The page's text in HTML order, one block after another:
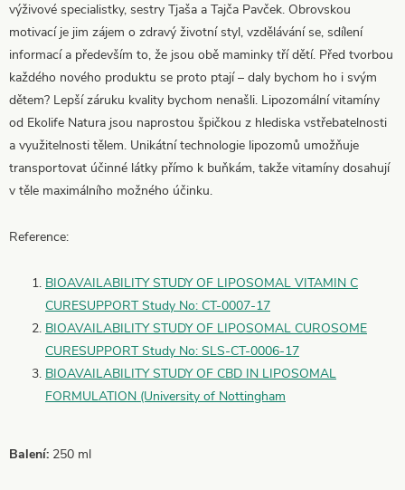
výživové specialistky, sestry Tjaša a Tajča Pavček. Obrovskou
motivací je jim zájem o zdravý životní styl, vzdělávání se, sdílení
informací a především to, že jsou obě maminky tří dětí. Před tvorbou
každého nového produktu se proto ptají – daly bychom ho i svým
dětem? Lepší záruku kvality bychom nenašli. Lipozomální vitamíny
od Ekolife Natura jsou naprostou špičkou z hlediska vstřebatelnosti
a využitelnosti tělem. Unikátní technologie lipozomů umožňuje
transportovat účinné látky přímo k buňkám, takže vitamíny dosahují
v těle maximálního možného účinku.
Reference:
BIOAVAILABILITY STUDY OF LIPOSOMAL VITAMIN C
CURESUPPORT Study No: CT-0007-17
BIOAVAILABILITY STUDY OF LIPOSOMAL CUROSOME
CURESUPPORT Study No: SLS-CT-0006-17
BIOAVAILABILITY STUDY OF CBD IN LIPOSOMAL
FORMULATION (University of Nottingham
Balení: 250 ml